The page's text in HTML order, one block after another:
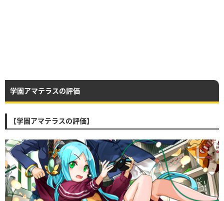
学園アマテラスの評価
【学園アマテラスの評価】